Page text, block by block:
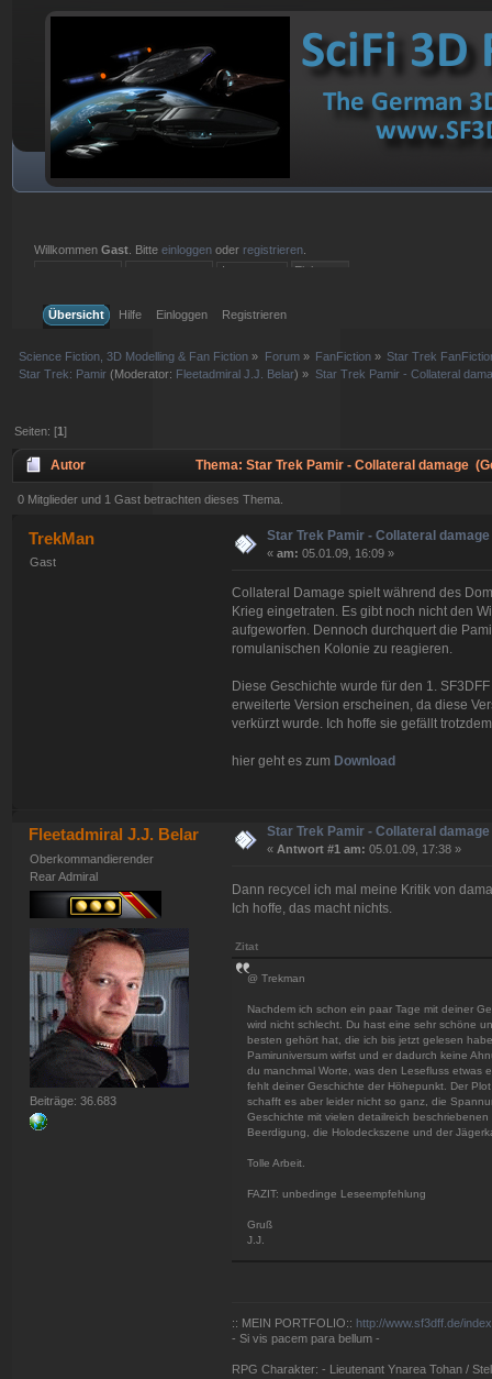
WillkommenGast . Bitteeinloggen oder registrieren
Übersicht
Hilfe Einloggen Registrieren
Science Fiction, 3D Modelling & Fan Fiction » Forum» FanFiction » Star Trek
Star Trek: Pamir (Moderator: Fleetadmiral J.J. Belar) » Star Trek Pamir - Collateral
Seiten: [1]
Autor Thema: Star Trek Pamir - Collateral damage
0 Mitglieder und 1 Gast betrachten dieses Thema.
TrekMan
Gast
Star Trek Pamir - Collateral damage
«am: 05.01.09, 16:09 »
Collateral Damage spielt während des
Krieg eingetraten. Es gibt noch nicht den
aufgeworfen. Dennoch durchquert die
romulanischen Kolonie zu reagieren.
Diese Geschichte wurde für den 1.
erweiterte Version erscheinen, da diese
verkürzt wurde. Ich hoffe sie gefällt
hier geht es zum Download
Fleetadmiral J.J. Belar
Oberkommandierender
Rear Admiral
Beiträge: 36.683
Star Trek Pamir - Collateral damage
« Antwort #1 am: 05.01.09, 17:38 »
Dann recycel ich mal meine Kritik von
Ich hoffe, das macht nichts.
Zitat
@ Trekman
Nachdem ich schon ein paar Tage mit deiner
wird nicht schlecht. Du hast eine sehr schöne
besten gehört hat, die ich bis jetzt gelesen
Pamiruniversum wirfst und er dadurch keine
du manchmal Worte, was den Lesefluss etwas
fehlt deiner Geschichte der Höhepunkt. Der
schafft es aber leider nicht so ganz, die
Geschichte mit vielen detailreich
Beerdigung, die Holodeckszene und der
Tolle Arbeit.
FAZIT: unbedinge Leseempfehlung
Gruß
J.J.
:: MEIN PORTFOLIO:: http://www.sf3dff.de/
- Si vis pacem para bellum -
RPG Charakter: - Lieutenant Ynarea Tohan /